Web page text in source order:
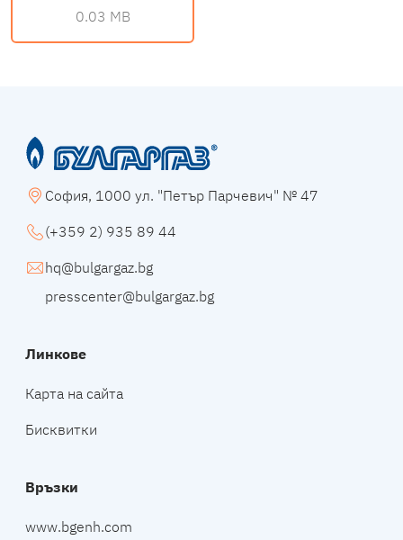
0.03 MB
София, 1000 ул. "Петър Парчевич" № 47
(+359 2) 935 89 44
hq@bulgargaz.bg
presscenter@bulgargaz.bg
Линкове
Карта на сайта
Бисквитки
Връзки
www.bgenh.com